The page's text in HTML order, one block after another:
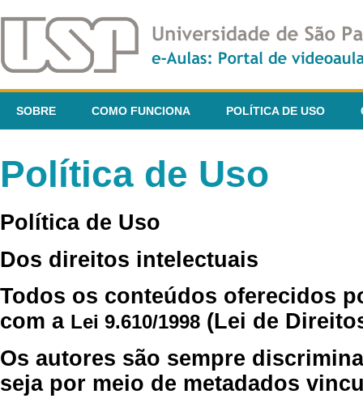
SOBRE COMO FUNCIONA POLÍTICA DE USO
Política de Uso
Política de Uso
Dos direitos intelectuais
Todos os conteúdos oferecidos
com a Lei 9.610/1998 (Lei de
Os autores são sempre
seja por meio de metadados